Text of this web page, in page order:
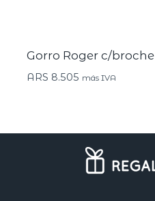
Gorro Roger c/broche
ARS 8.505 más IVA